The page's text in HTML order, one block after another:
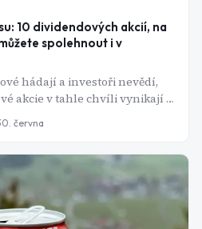
10 dividendových akcií, na
spolehnout i v
hádají a investoři nevědí,
akcie v tahle chvíli vynikají -
bez ohledu na to, co
to v roce 2026 dělají
června